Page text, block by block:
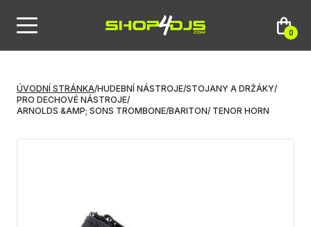
0
ÚVODNÍ STRÁNKA/HUDEBNÍ NÁSTROJE/STOJANY A DRŽÁKY/
PRO DECHOVÉ NÁSTROJE/
ARNOLDS &AMP; SONS TROMBONE/BARITON/ TENOR HORN